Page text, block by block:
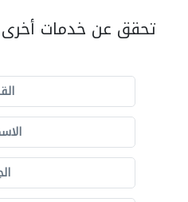
تحقق عن خدمات